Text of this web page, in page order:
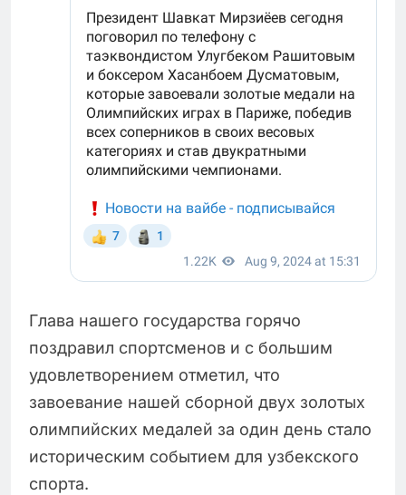
Глава нашего государства горячо
поздравил спортсменов и с большим
удовлетворением отметил, что
завоевание нашей сборной двух золотых
олимпийских медалей за один день стало
историческим событием для узбекского
спорта.